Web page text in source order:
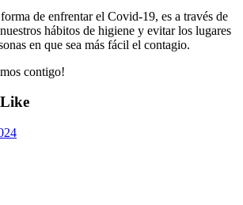
de enfrentar el Covid-19, es a través de
hábitos de higiene y evitar los lugares
en que sea más fácil el contagio.
contigo!